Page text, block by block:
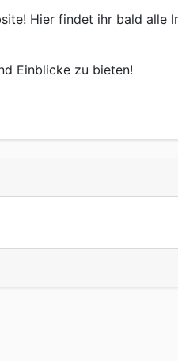
Hier findet ihr bald alle
Einblicke zu bieten!